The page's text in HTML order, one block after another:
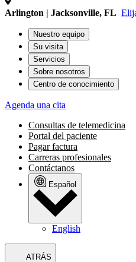
Arlington | Jacksonville, FL
Nuestro equipo
Su visita
Servicios
Sobre nosotros
Centro de conocimiento
Agenda una cita
Consultas de telemedicina
Portal del paciente
Pagar factura
Carreras profesionales
Contáctanos
Español
English
ATRÁS